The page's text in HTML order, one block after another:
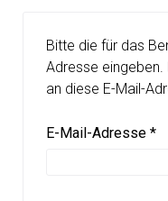
Bitte die für das
Adresse eingeben.
an diese E-Mail-
E-Mail-Adresse *